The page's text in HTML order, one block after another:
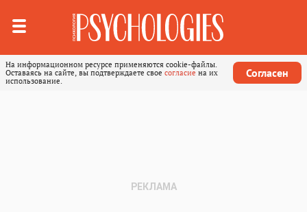
На информационном ресурсе применяются cookie-файлы.
Оставаясь на сайте, вы подтверждаете свое согласие на их
использование.
Согласен